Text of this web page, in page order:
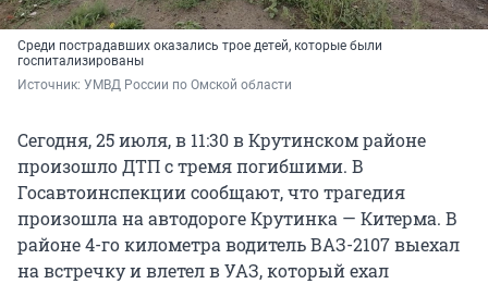
Среди пострадавших оказались трое детей, которые были
госпитализированы
Источник: УМВД России по Омской области
Сегодня, 25 июля, в 11:30 в Крутинском районе
произошло ДТП с тремя погибшими. В
Госавтоинспекции сообщают, что трагедия
произошла на автодороге Крутинка — Китерма. В
районе 4-го километра водитель ВАЗ-2107 выехал
на встречку и влетел в УАЗ, который ехал